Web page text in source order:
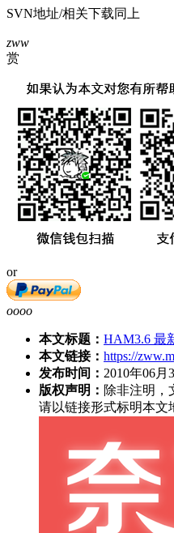
SVN地址/相关下载同上
zww
赏
or
oooo
本文标题： HAM3.6 最
本文链接： https://
发布时间： 2010年06月
版权声明： 除非注明，
请以链接形式标明本文